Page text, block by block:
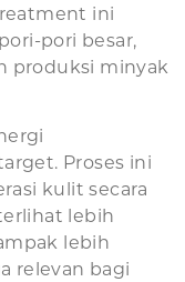
ini
pori besar,
produksi minyak
Proses ini
kulit secara
lebih
lebih
relevan bagi